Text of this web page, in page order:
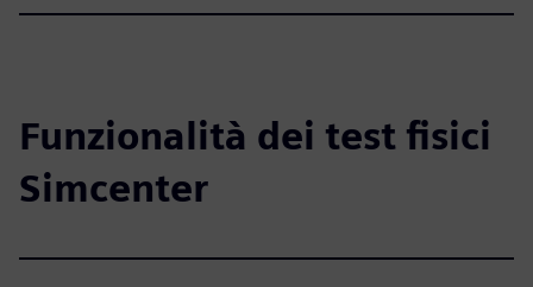
Funzionalità dei test fisici
Simcenter